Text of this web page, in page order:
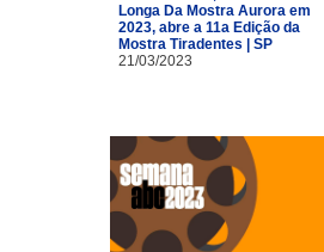
Longa Da Mostra Aurora em
2023, abre a 11a Edição da
Mostra Tiradentes | SP
21/03/2023